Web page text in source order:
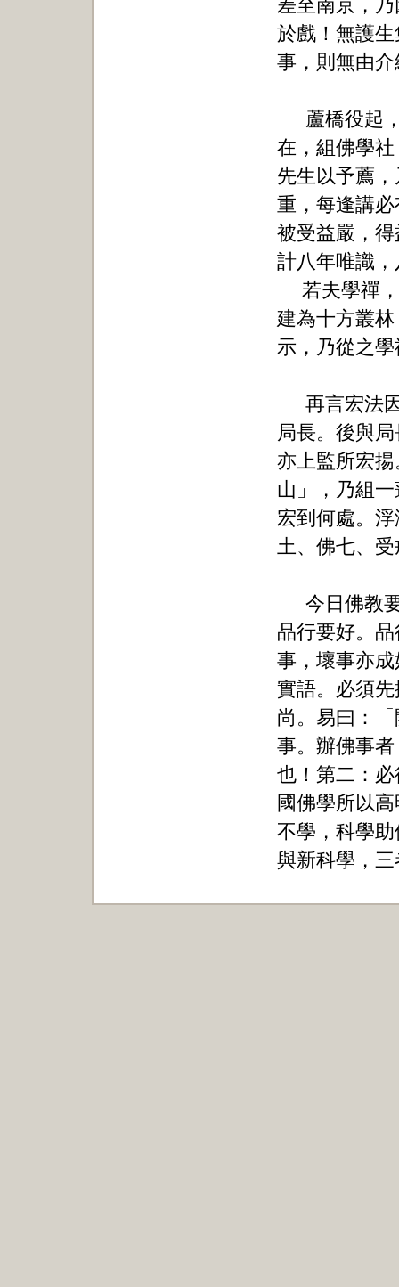
差至南京，
於戲！無護
事，則無由
蘆橋役起
在，組佛學
先生以予薦
重，每逢講
被受益嚴，
計八年唯識
若夫學禪，
建為十方叢
示，乃從之
再言宏法
局長。後與
亦上監所宏
山」，乃組
宏到何處。
土、佛七、
今日佛教
品行要好。
事，壞事亦
實語。必須
尚。易曰：
事。辦佛事
也！第二：
國佛學所以
不學，科學
與新科學，